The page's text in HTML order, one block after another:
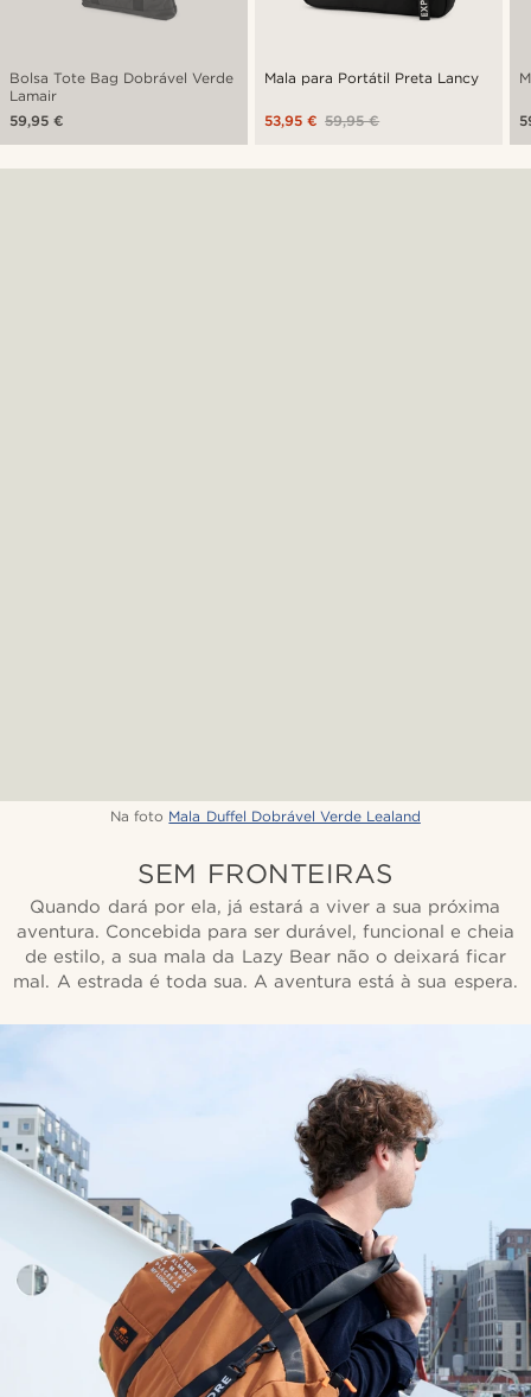
Bolsa Tote Bag Dobrável Verde
Lamair
59,95 €
Mala para Portátil Preta Lancy
59,95 €
53,95 €
Na foto Mala Duffel Dobrável Verde Lealand
SEM FRONTEIRAS
Quando dará por ela, já estará a viver a sua próxima
aventura. Concebida para ser durável, funcional e cheia
de estilo, a sua mala da Lazy Bear não o deixará ficar
mal. A estrada é toda sua. A aventura está à sua espera.